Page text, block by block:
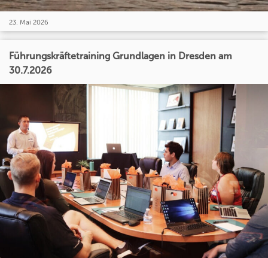
23. Mai 2026
Führungskräftetraining Grundlagen in Dresden am
30.7.2026